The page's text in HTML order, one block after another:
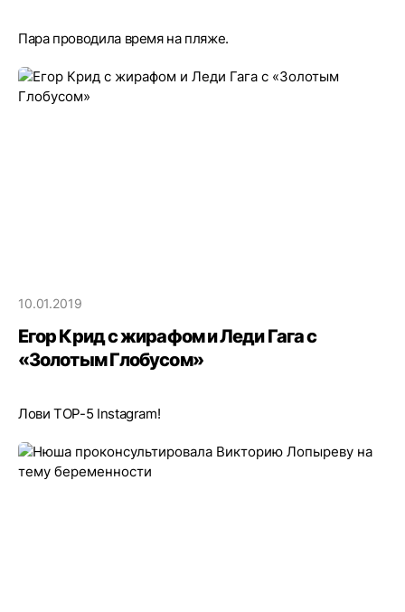
Пара проводила время на пляже.
10.01.2019
Егор Крид с жирафом и Леди Гага с
«Золотым Глобусом»
Лови TOP-5 Instagram!